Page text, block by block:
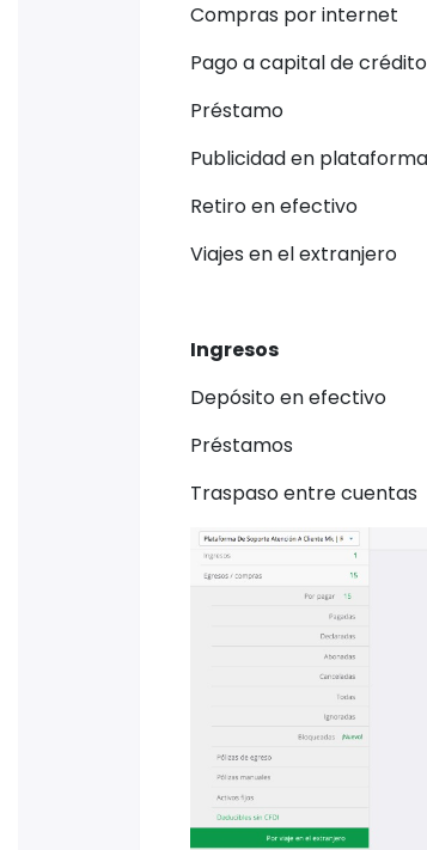
Compras por internet
Pago a capital de crédito
Préstamo
Publicidad en
Retiro en efectivo
Viajes en el extranjero
Ingresos
Depósito en efectivo
Préstamos
Traspaso entre cuentas